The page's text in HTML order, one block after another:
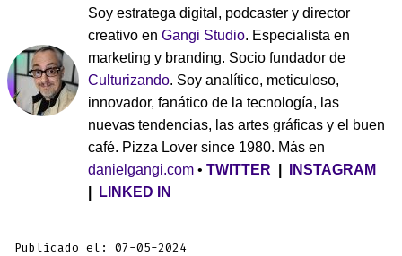
Soy estratega digital, podcaster y director
creativo en Gangi Studio. Especialista en
marketing y branding. Socio fundador de
Culturizando. Soy analítico, meticuloso,
innovador, fanático de la tecnología, las
nuevas tendencias, las artes gráficas y el buen
café. Pizza Lover since 1980. Más en
danielgangi.com • TWITTER
INSTAGRAM
LINKED IN
Publicado el: 07-05-2024